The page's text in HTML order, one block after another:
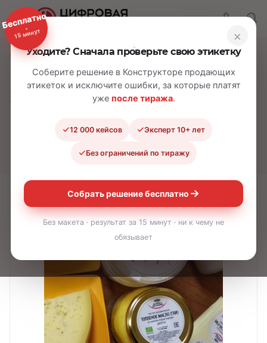
Главная — Каталог — Самоклеящиеся этикетки —
Этикетки на молочную продукцию
Этикетки на
продукцию
Бесплатно
15 минут ×
Уходите? Сначала проверьте свою этикетку
Соберите решение в Конструкторе продающих
этикеток и исключите ошибки, за которые платят
уже после тиража.
12 000 кейсов Эксперт 10+ лет
Без ограничений по тиражу
Собрать решение бесплатно
Без макета · результат за 15 минут · ни к чему не
обязывает